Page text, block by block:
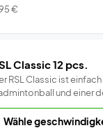
für...
€
Classic 12 pcs.
RSL Classic ist
und einer